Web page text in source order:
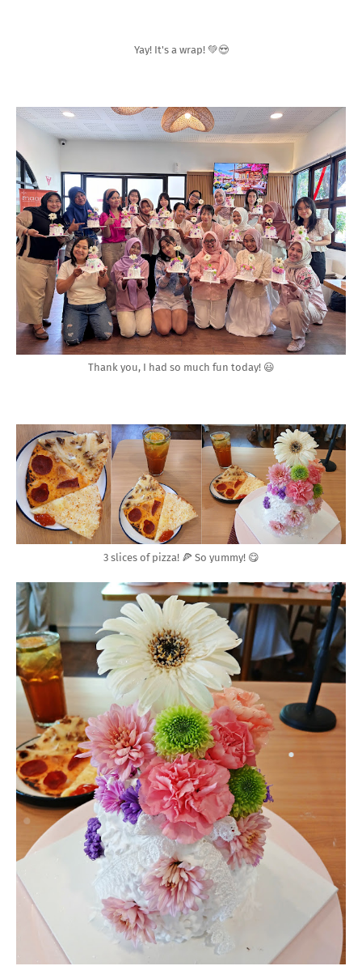
Yay! It's a wrap! 💚😍
Thank you, I had so much fun today! 😃
3 slices of pizza! 🍕 So yummy! 😋